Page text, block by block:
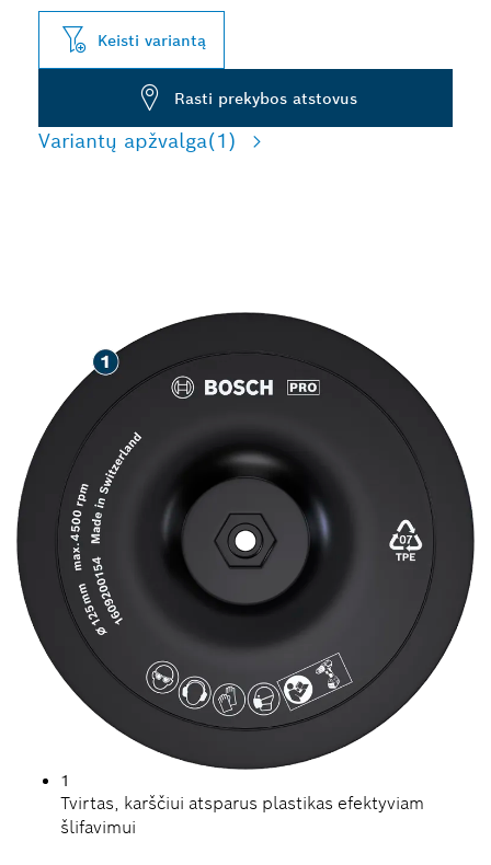
Keisti variantą
Rasti prekybos atstovus
Variantų apžvalga(1)
1
Tvirtas, karščiui atsparus plastikas efektyviam
šlifavimui